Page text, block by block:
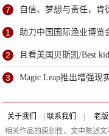
7 自信、梦想与责任，肯
1 助力中国国际渔业博览
2 且看美国贝斯凯/Best
3 Magic Leap推出增强现
关于我们 联系我们 老
相关作品的原创性、文中陈述